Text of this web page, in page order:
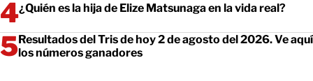
¿Quién es la hija de Elize Matsunaga en la vida real?
Resultados del Tris de hoy 2 de agosto del 2026. Ve aquí
los números ganadores